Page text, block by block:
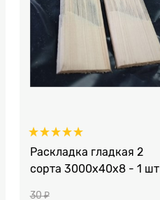
Раскладка гладкая 2
сорта 3000x40x8 - 1 шт
30 ₽